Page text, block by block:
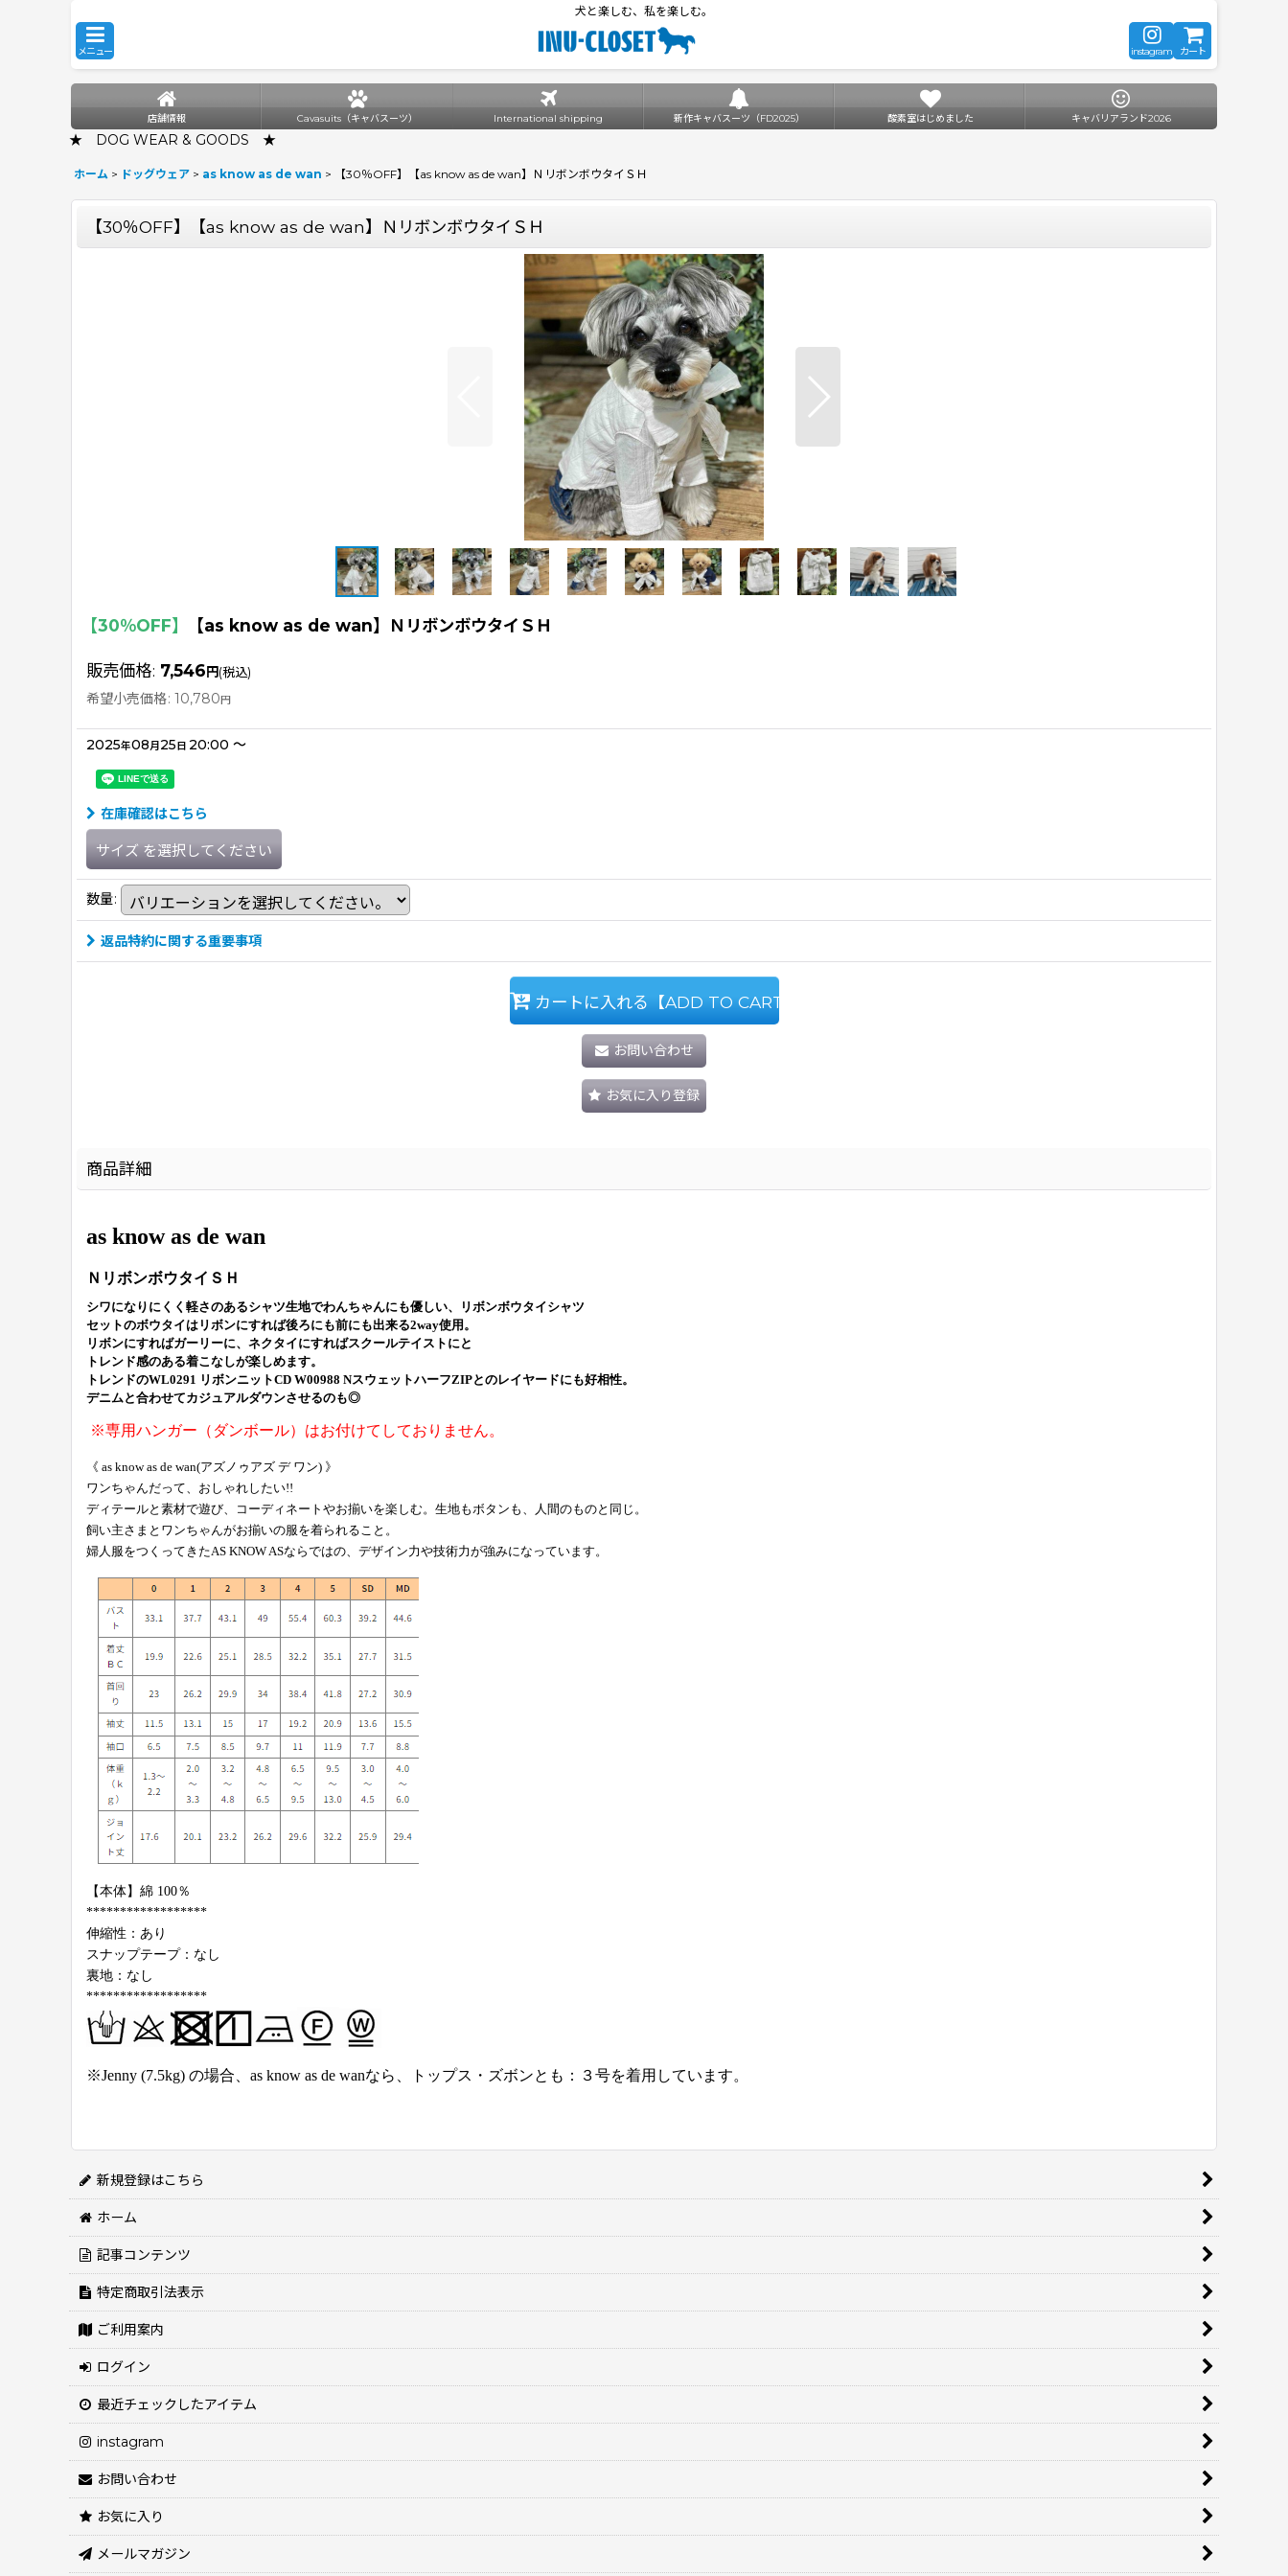
犬と楽しむ、私を楽しむ。
メニュー instagram カート
店舗情報 Cavasuits（キャバスーツ） International shipping 新作キャバスーツ（FD2025） 酸素室はじめました キャバリアランド2026
★ DOG WEAR & GOODS ★
ホーム > ドッグウェア > as know as de wan > 【30％OFF】【as know as de wan】ＮリボンボウタイＳＨ
【30％OFF】【as know as de wan】ＮリボンボウタイＳＨ
【30％OFF】 【as know as de wan】ＮリボンボウタイＳＨ
販売価格: 7,546円(税込)
希望小売価格: 10,780円
2025年08月 25日 20:00 ～
在庫確認はこちら
サイズ を選択してください
数量:
返品特約に関する重要事項
カートに入れる【ADD TO CART】
お問い合わせ
お気に入り登録
商品詳細
as know as de wan
ＮリボンボウタイＳＨ
シワになりにくく軽さのあるシャツ生地でわんちゃんにも優しい、リボンボウタイシャツ
セットのボウタイはリボンにすれば後ろにも前にも出来る2way使用。
リボンにすればガーリーに、ネクタイにすればスクールテイストにと
トレンド感のある着こなしが楽しめます。
トレンドのWL0291 リボンニットCD W00988 NスウェットハーフZIPとのレイヤードにも好相性。
デニムと合わせてカジュアルダウンさせるのも◎
※専用ハンガー（ダンボール）はお付けてしておりません。
《 as know as de wan(アズノゥアズ デ ワン) 》
ワンちゃんだって、おしゃれしたい!!
ディテールと素材で遊び、コーディネートやお揃いを楽しむ。生地もボタンも、人間のものと同じ。
飼い主さまとワンちゃんがお揃いの服を着られること。
婦人服をつくってきたAS KNOW ASならではの、デザイン力や技術力が強みになっています。
【本体】綿 100％
******************
伸縮性：あり
スナップテープ：なし
裏地：なし
******************
※Jenny (7.5kg) の場合、as know as de wanなら、トップス・ズボンとも：３号を着用しています。
新規登録はこちら
ホーム
記事コンテンツ
特定商取引法表示
ご利用案内
ログイン
最近チェックしたアイテム
instagram
お問い合わせ
お気に入り
メールマガジン